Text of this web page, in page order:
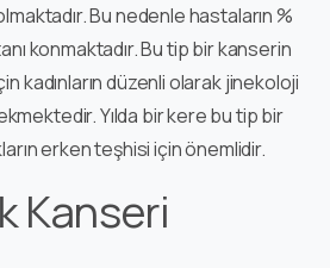
Bu nedenle hastaların %
konmaktadır. Bu tip bir kanserin
kadınların düzenli olarak jinekoloji
Yılda bir kere bu tip bir
erken teşhisi için önemlidir.
Kanseri